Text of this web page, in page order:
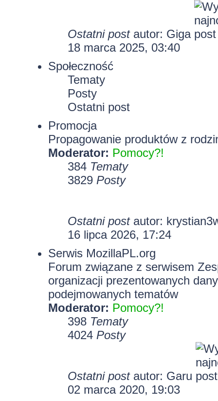
Ostatni postautor: Giga
18 marca 2025, 03:40
Społeczność
Tematy
Posty
Ostatni post
Promocja
Propagowanie produktów z
Moderator: Pomocy?!
384 Tematy
3829 Posty
Ostatni postautor:
16 lipca 2026, 17:24
Serwis MozillaPL.org
Forum związane z serwisem
organizacji prezentowanych
podejmowanych tematów
Moderator: Pomocy?!
398 Tematy
4024 Posty
Ostatni postautor: Garu
02 marca 2020, 19:03